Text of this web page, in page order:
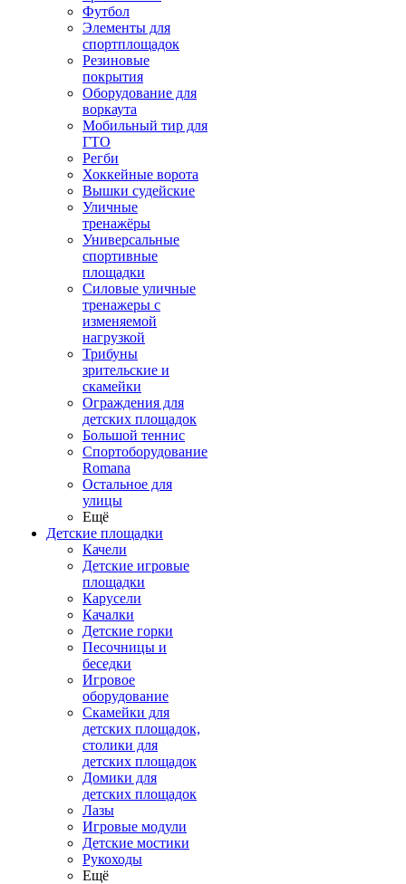
Футбол
Элементы для
спортплощадок
Резиновые
покрытия
Оборудование для
воркаута
Мобильный тир для
ГТО
Регби
Хоккейные ворота
Вышки судейские
Уличные
тренажёры
Универсальные
спортивные
площадки
Силовые уличные
тренажеры с
изменяемой
нагрузкой
Трибуны
зрительские и
скамейки
Ограждения для
детских площадок
Большой теннис
Спортоборудование
Romana
Остальное для
улицы
Ещё
Детские площадки
Качели
Детские игровые
площадки
Карусели
Качалки
Детские горки
Песочницы и
беседки
Игровое
оборудование
Скамейки для
детских площадок,
столики для
детских площадок
Домики для
детских площадок
Лазы
Игровые модули
Детские мостики
Рукоходы
Ещё